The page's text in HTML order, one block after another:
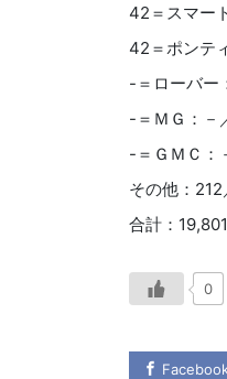
42＝スマー
42＝ポンテ
-＝ローバー
-＝ＭＧ：－
-＝ＧＭＣ：
その他：212
合計：
0